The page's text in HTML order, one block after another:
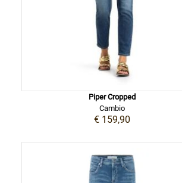
Piper Cropped
Cambio
€ 159,90